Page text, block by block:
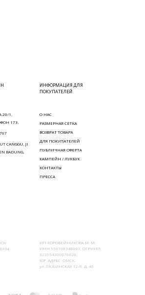
КОНТАКТЫ
ПРЕССА
ВОЗВРАТ ТОВАРА
ДЛЯ ПОКУПАТЕЛЕЙ
О НАС
ИП КОРОБЕЙНИКОВА М. М.
ИНН 550768348003, ОГРНИП
323554300076020,
ЮР. АДРЕС: ОМСК,
ул. ЛЮБИНСКАЯ 12-Я, Д. 46
РАЗМЕРНАЯ СЕТКА
ИНФОРМАЦИЯ ДЛЯ
ПОКУПАТЕЛЕЙ
ПУБЛИЧНАЯ ОФЕРТА
КАМПЕЙН / ЛУКБУК
CANGGU, JI
BADUNG,
20/1,
173.